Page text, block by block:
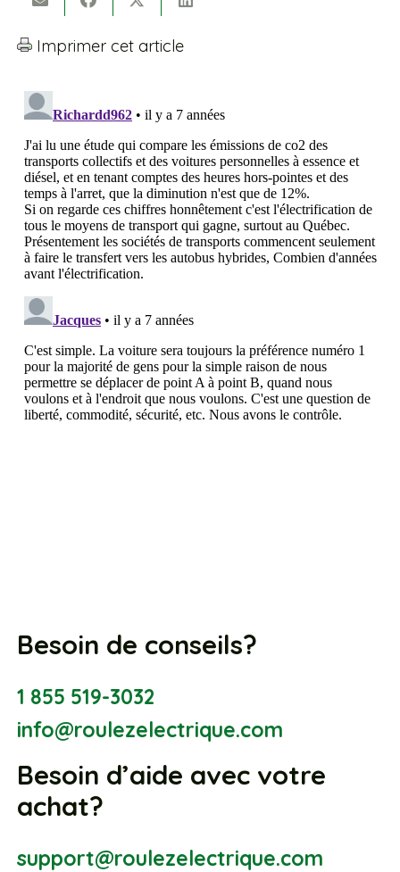
Imprimer cet article
Besoin de conseils?
1 855 519-3032
info@roulezelectrique.com
Besoin d’aide avec votre
achat?
support@roulezelectrique.com